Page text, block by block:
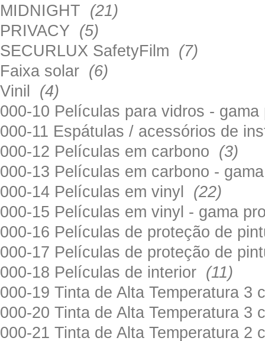
MIDNIGHT (21)
PRIVACY (5)
SECURLUX SafetyFilm (7)
Faixa solar (6)
Vinil (4)
000-10 Películas para vidros -
000-11 Espátulas / acessórios de
000-12 Películas em carbono (3)
000-13 Películas em carbono -
000-14 Películas em vinyl (22)
000-15 Películas em vinyl - gama
000-16 Películas de proteção de
000-17 Películas de proteção de
000-18 Películas de interior (11)
000-19 Tinta de Alta Temperatura
000-20 Tinta de Alta Temperatura
000-21 Tinta de Alta Temperatura